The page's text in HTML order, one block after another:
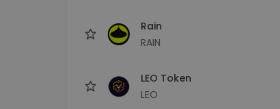
Rain
RAIN
LEO Token
LEO